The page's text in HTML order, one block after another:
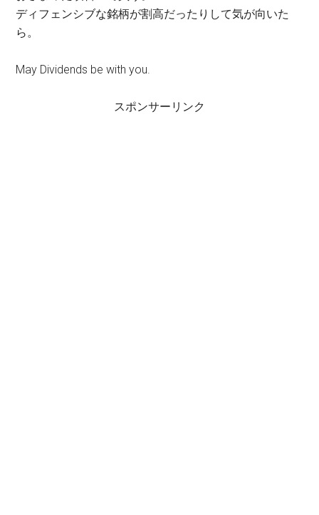
ディフェンシブな銘柄が割高だったりして気が向いた
ら。
May Dividends be with you.
スポンサーリンク